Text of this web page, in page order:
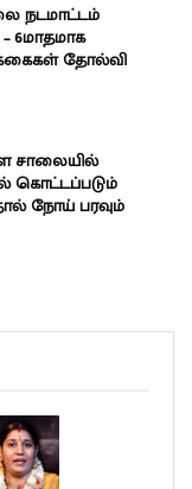
நடமாட்டம்
6மாதமாக
தோல்வி
சாலையில்
கொட்டப்படும்
நோய் பரவும்